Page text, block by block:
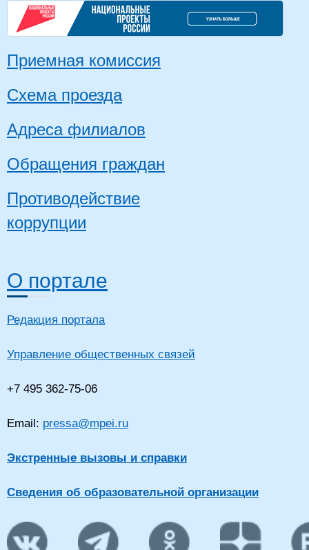
Приемная комиссия
Схема проезда
Адреса филиалов
Обращения граждан
Противодействие
коррупции
О портале
Редакция портала
Управление общественных связей
+7 495 362-75-06
Email: pressa@mpei.ru
Экстренные вызовы и справки
Сведения об образовательной организации